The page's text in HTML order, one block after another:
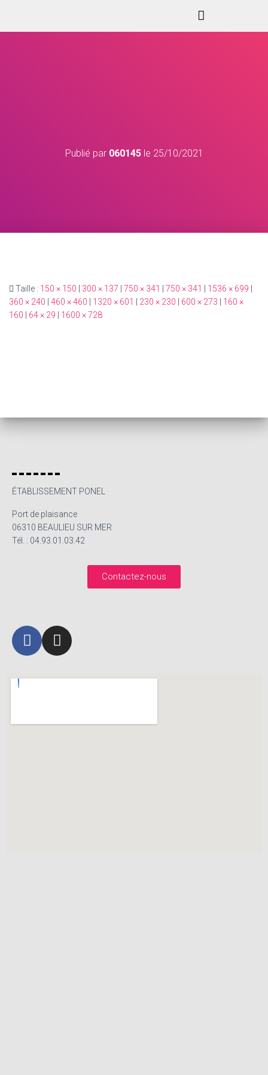
Publié par 060145le 25/10/2021
Taille : 150 × 150 | 300 × 137 | 750 × 341 | 750 × 341 | 1536 × 699 |
360 × 240 | 460 × 460 | 1320 × 601 | 230 × 230 | 600 × 273 | 160 ×
160 | 64 × 29 | 1600 × 728
ÉTABLISSEMENT PONEL
Port de plaisance
06310 BEAULIEU SUR MER
Tél. : 04.93.01.03.42
Contactez-nous